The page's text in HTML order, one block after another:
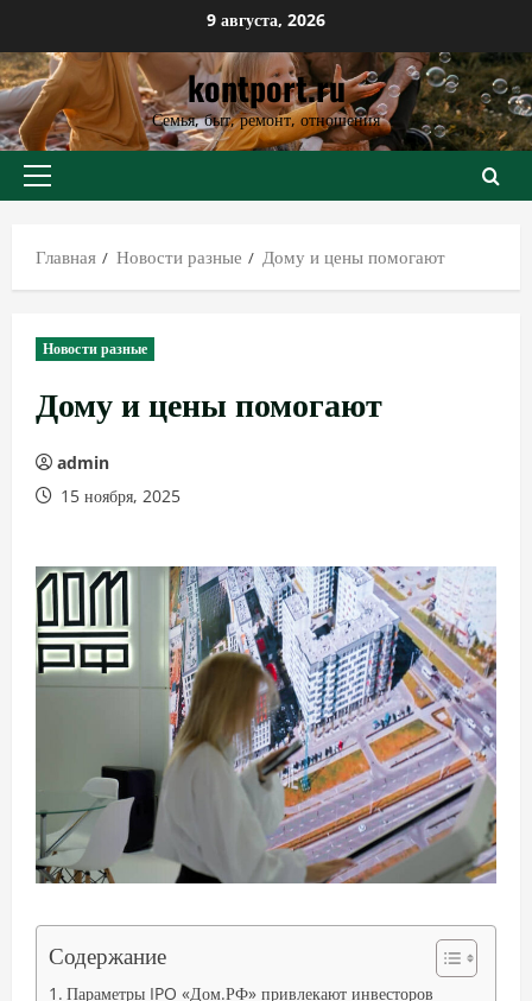
к
содержимому
9 августа, 2026
kontport.ru
Семья, быт, ремонт, отношения
Основное
Главная
Новости разные Дому и цены помогают
Новости разные
Дому и цены помогают
admin
15 ноября, 2025
Содержание
Параметры IPO «Дом.РФ» привлекают инвесторов